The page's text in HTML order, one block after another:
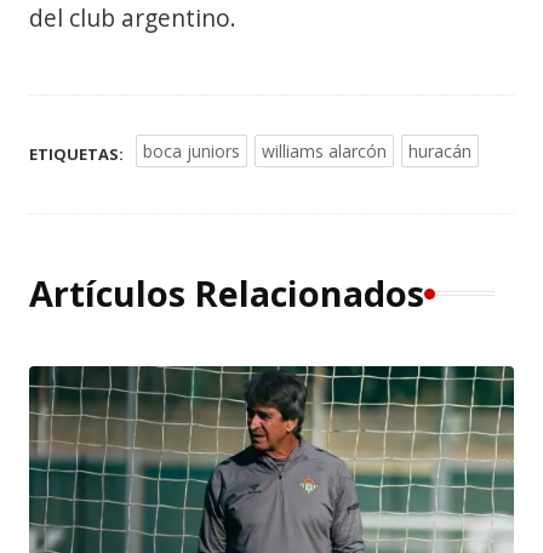
del club argentino.
ETIQUETAS: boca juniors williams alarcón huracán
Artículos Relacionados